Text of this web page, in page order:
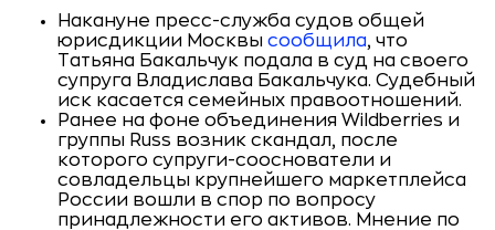
Накануне пресс-служба судов общей
юрисдикции Москвы сообщила, что
Татьяна Бакальчук подала в суд на своего
супруга Владислава Бакальчука. Судебный
иск касается семейных правоотношений.
Ранее на фоне объединения Wildberries и
группы Russ возник скандал, после
которого супруги-сооснователи и
совладельцы крупнейшего маркетплейса
России вошли в спор по вопросу
принадлежности его активов. Мнение по